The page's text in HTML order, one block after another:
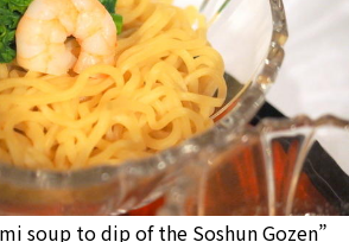
soup to dip of the Soshun Gozen”